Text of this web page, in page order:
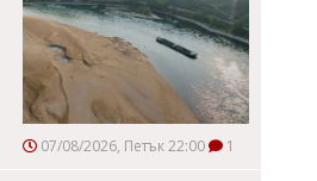
07/08/2026, Петък 22:00 1